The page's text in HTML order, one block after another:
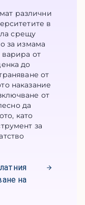
различни
в
срещу
за измама
от
до
от
наказание
от
да
като
за
на